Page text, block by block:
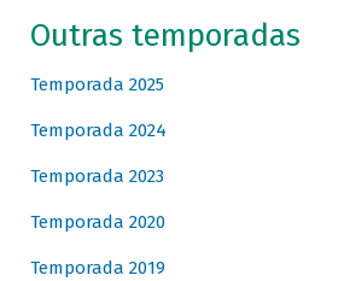
Outras temporadas
Temporada 2025
Temporada 2024
Temporada 2023
Temporada 2020
Temporada 2019